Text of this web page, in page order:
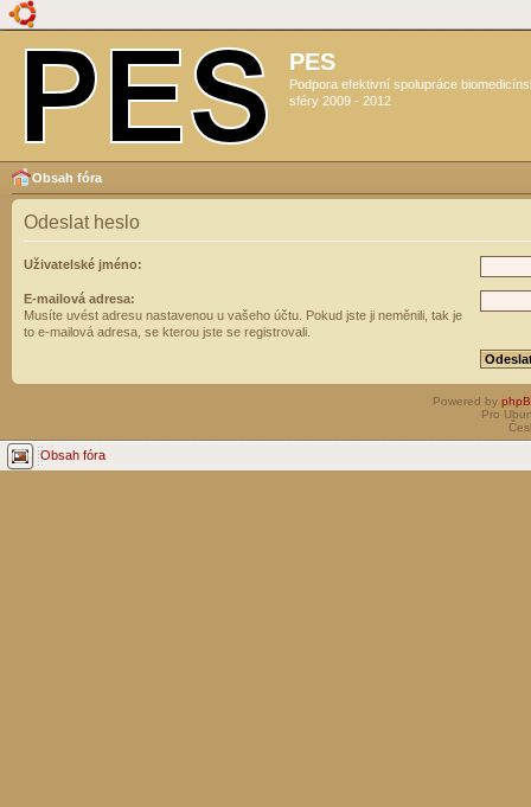
PES
Podpora efektivní spolupráce
sféry 2009 - 2012
Obsah fóra
Odeslat heslo
Uživatelské jméno:
E-mailová adresa:
Musíte uvést adresu nastavenou u vašeho účtu. Pokud jste ji neměnili, tak je
to e-mailová adresa, se kterou jste se registrovali.
Powered by
Pro
Obsah fóra